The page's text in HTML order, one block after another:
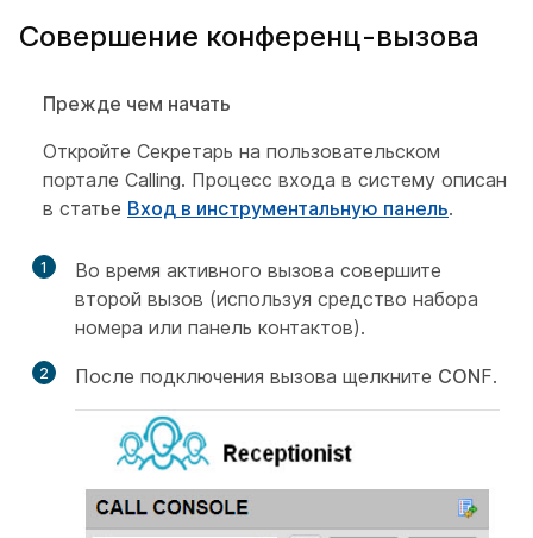
Совершение конференц-вызова
Прежде чем начать
Откройте Секретарь на пользовательском
портале Calling. Процесс входа в систему описан
в статье Вход в инструментальную панель.
1
Во время активного вызова совершите
второй вызов (используя средство набора
номера или панель контактов).
2 После подключения вызова щелкните CONF.